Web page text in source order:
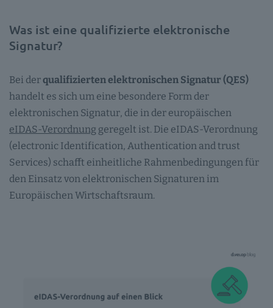
Was ist eine qualifizierte elektronische
Signatur?
Bei derqualifizierten elektronischen Signatur (QES)
handelt es sich um eine besondere Form der
elektronischen Signatur, die in der europäischen
eIDAS-Verordnung geregelt ist. Die eIDAS-Verordnung
(electronic Identification, Authentication and trust
Services) schafft einheitliche Rahmenbedingungen für
den Einsatz von elektronischen Signaturen im
Europäischen Wirtschaftsraum.